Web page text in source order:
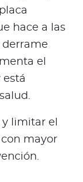
hace a las
derrame
el
está
limitar el
mayor